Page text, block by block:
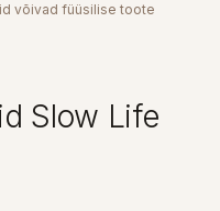
võivad füüsilise toote
Slow Life